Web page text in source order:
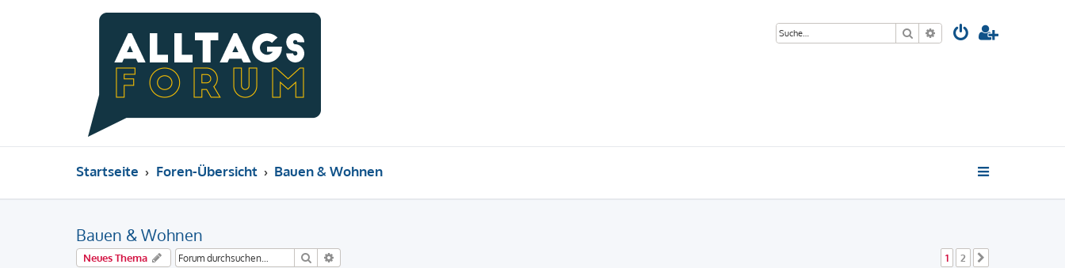
Suche Erweiterte Suche
Startseite Foren-Übersicht Bauen & Wohnen
Bauen & Wohnen
Neues Thema Suche 1 2